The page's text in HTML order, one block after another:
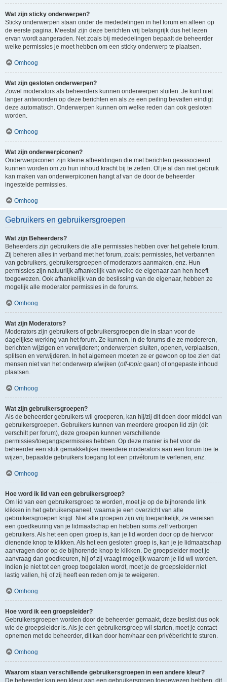
Wat zijn sticky onderwerpen?
Sticky onderwerpen staan onder de mededelingen in het forum en alleen op
de eerste pagina. Meestal zijn deze berichten vrij belangrijk dus het lezen
ervan wordt aangeraden. Net zoals bij mededelingen bepaalt de beheerder
welke permissies je moet hebben om een sticky onderwerp te plaatsen.
Omhoog
Wat zijn gesloten onderwerpen?
Zowel moderators als beheerders kunnen onderwerpen sluiten. Je kunt niet
langer antwoorden op deze berichten en als ze een peiling bevatten eindigt
deze automatisch. Onderwerpen kunnen om welke reden dan ook gesloten
worden.
Omhoog
Wat zijn onderwerpiconen?
Onderwerpiconen zijn kleine afbeeldingen die met berichten geassocieerd
kunnen worden om zo hun inhoud kracht bij te zetten. Of je al dan niet gebruik
kan maken van onderwerpiconen hangt af van de door de beheerder
ingestelde permissies.
Omhoog
Gebruikers en gebruikersgroepen
Wat zijn Beheerders?
Beheerders zijn gebruikers die alle permissies hebben over het gehele forum.
Zij beheren alles in verband met het forum, zoals: permissies, het verbannen
van gebruikers, gebruikersgroepen of moderators aanmaken, enz. Hun
permissies zijn natuurlijk afhankelijk van welke de eigenaar aan hen heeft
toegewezen. Ook afhankelijk van de beslissing van de eigenaar, hebben ze
mogelijk alle moderator permissies in de forums.
Omhoog
Wat zijn Moderators?
Moderators zijn gebruikers of gebruikersgroepen die in staan voor de
dagelijkse werking van het forum. Ze kunnen, in de forums die ze modereren,
berichten wijzigen en verwijderen; onderwerpen sluiten, openen, verplaatsen,
splitsen en verwijderen. In het algemeen moeten ze er gewoon op toe zien dat
mensen niet van het onderwerp afwijken (off-topic gaan) of ongepaste inhoud
plaatsen.
Omhoog
Wat zijn gebruikersgroepen?
Als de beheerder gebruikers wil groeperen, kan hij/zij dit doen door middel van
gebruikersgroepen. Gebruikers kunnen van meerdere groepen lid zijn (dit
verschilt per forum), deze groepen kunnen verschillende
permissies/toegangspermissies hebben. Op deze manier is het voor de
beheerder een stuk gemakkelijker meerdere moderators aan een forum toe te
wijzen, bepaalde gebruikers toegang tot een privéforum te verlenen, enz.
Omhoog
Hoe word ik lid van een gebruikersgroep?
Om lid van een gebruikersgroep te worden, moet je op de bijhorende link
klikken in het gebruikerspaneel, waarna je een overzicht van alle
gebruikersgroepen krijgt. Niet alle groepen zijn vrij toegankelijk, ze vereisen
een goedkeuring van je lidmaatschap en hebben soms zelf verborgen
gebruikers. Als het een open groep is, kan je lid worden door op de hiervoor
dienende knop te klikken. Als het een gesloten groep is, kan je je lidmaatschap
aanvragen door op de bijhorende knop te klikken. De groepsleider moet je
aanvraag dan goedkeuren, hij of zij vraagt mogelijk waarom je lid wil worden.
Indien je niet tot een groep toegelaten wordt, moet je de groepsleider niet
lastig vallen, hij of zij heeft een reden om je te weigeren.
Omhoog
Hoe word ik een groepsleider?
Gebruikersgroepen worden door de beheerder gemaakt, deze beslist dus ook
wie de groepsleider is. Als je een gebruikersgroep wil starten, moet je contact
opnemen met de beheerder, dit kan door hem/haar een privébericht te sturen.
Omhoog
Waarom staan verschillende gebruikersgroepen in een andere kleur?
De beheerder kan een kleur aan een gebruikersgroep toegewezen hebben, dit